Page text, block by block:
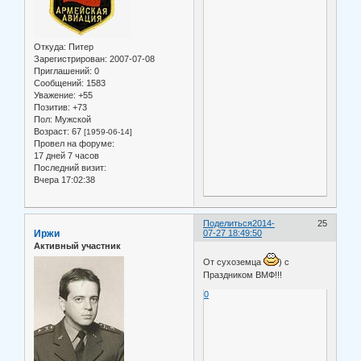
Откуда: Питер
Зарегистрирован: 2007-07-08
Приглашений: 0
Сообщений: 1583
Уважение: +55
Позитив: +73
Пол: Мужской
Возраст: 67 [1959-06-14]
Провел на форуме:
17 дней 7 часов
Последний визит:
Вчера 17:02:38
Поделиться 25
2014-
07-27 18:49:50
Иржи
Активный участник
От сухоземца
) с
Праздником ВМФ!!!
0